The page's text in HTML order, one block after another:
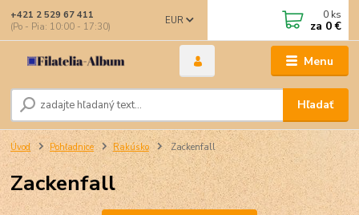
Menu
EUR
Hľadať
+421 2 529 67 411
(Po - Pia: 10:00 - 17:30)
0 ks
za 0 €
Úvod Pohľadnice Rakúsko Zackenfall
Zackenfall